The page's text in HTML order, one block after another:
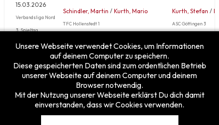
15.03.2026
Verbandsliga Nord
3. Spieltag
Schindler, Martin / Kurth, Mario
TFC Hollenstedt 1
Kurth, Stefan /
ASC Göttingen 3
Mehr …
Besucherzähler
Heute
10
Unsere Webseite verwendet Cookies, um Informationen
auf deinem Computer zu speichern.
Diese gespeicherten Daten sind zum ordentlichen Betrieb
unserer Webseite auf deinem Computer und deinem
Browser notwendig.
Mit der Nutzung unserer Webseite erklärst Du dich damit
einverstanden, dass wir Cookies verwenden.